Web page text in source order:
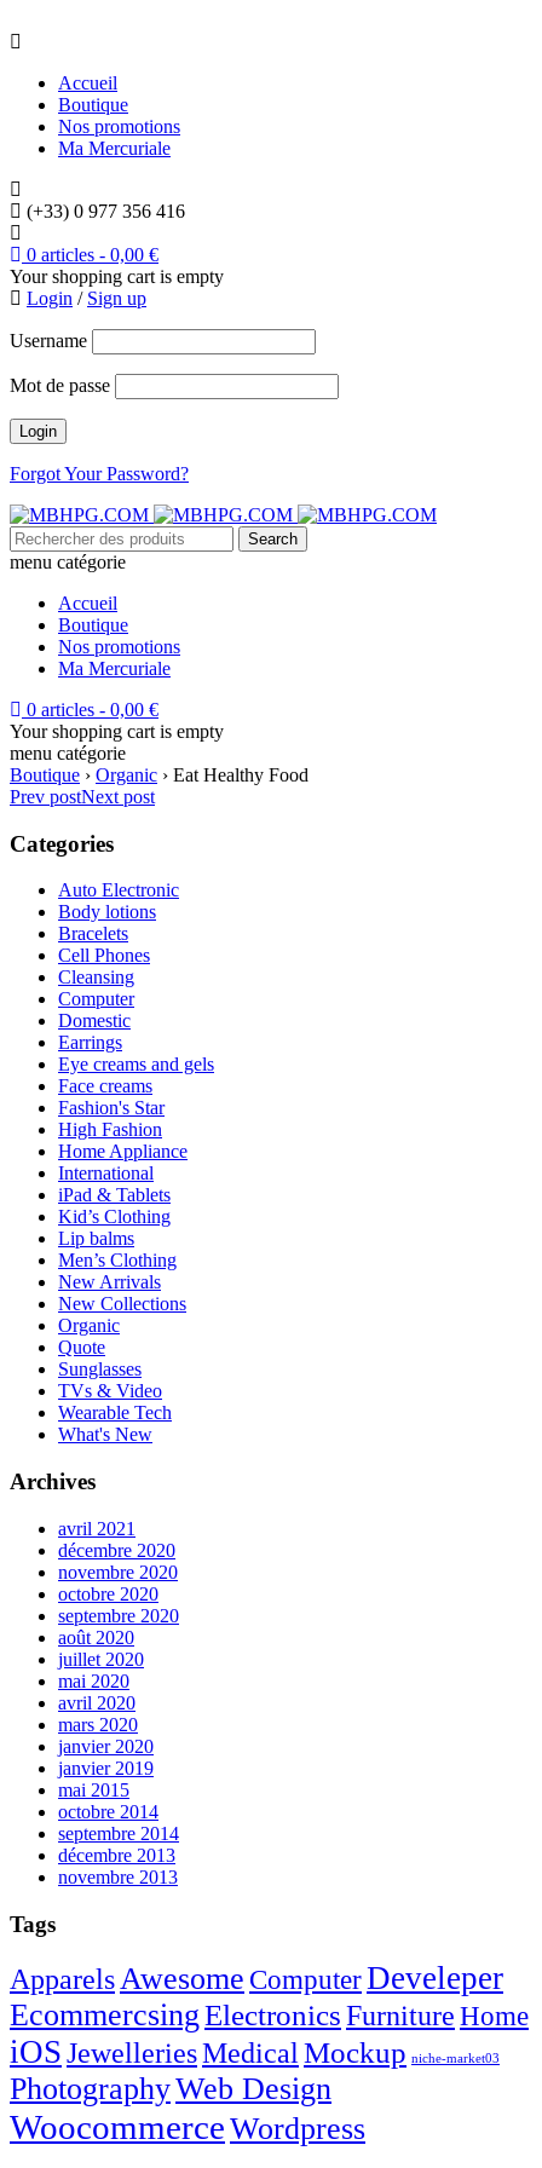
Accueil
Boutique
Nos promotions
Ma Mercuriale
(+33) 0 977 356 416
0 articles - 0,00 €
Your shopping cart is empty
Login / Sign up
Username
Mot de passe
Forgot Your Password?
menu catégorie
Accueil
Boutique
Nos promotions
Ma Mercuriale
0 articles - 0,00 €
Your shopping cart is empty
menu catégorie
Boutique › Organic › Eat Healthy Food
Prev postNext post
Categories
Auto Electronic
Body lotions
Bracelets
Cell Phones
Cleansing
Computer
Domestic
Earrings
Eye creams and gels
Face creams
Fashion's Star
High Fashion
Home Appliance
International
iPad & Tablets
Kid’s Clothing
Lip balms
Men’s Clothing
New Arrivals
New Collections
Organic
Quote
Sunglasses
TVs & Video
Wearable Tech
What's New
Archives
avril 2021
décembre 2020
novembre 2020
octobre 2020
septembre 2020
août 2020
juillet 2020
mai 2020
avril 2020
mars 2020
janvier 2020
janvier 2019
mai 2015
octobre 2014
septembre 2014
décembre 2013
novembre 2013
Tags
ApparelsAwesome ComputerDeveleper
EcommercsingElectronicsFurnitureHome
iOSJewelleriesMedicalMockup niche-market03
PhotographyWeb Design
WoocommerceWordpress